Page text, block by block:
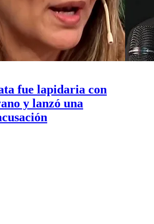
fue lapidaria con
y lanzó una